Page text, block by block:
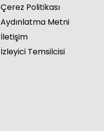
Çerez Politikası
Aydınlatma Metni
İletişim
İzleyici Temsilcisi